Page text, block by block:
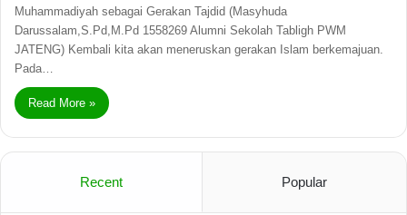
Muhammadiyah sebagai Gerakan Tajdid (Masyhuda
Darussalam,S.Pd,M.Pd 1558269 Alumni Sekolah Tabligh PWM
JATENG) Kembali kita akan meneruskan gerakan Islam berkemajuan.
Pada…
Read More »
Recent Popular